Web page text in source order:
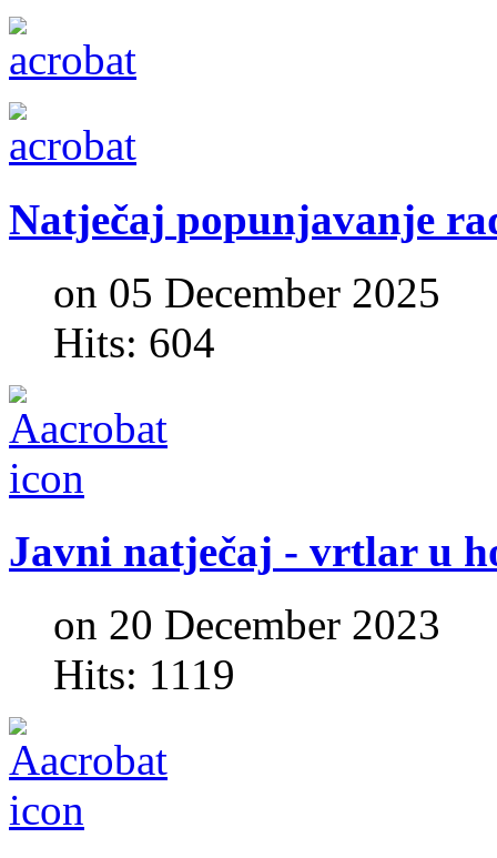
Natječaj popunjavanje
on 05 December 2025
Hits: 604
Javni natječaj - vrtlar u
on 20 December 2023
Hits: 1119